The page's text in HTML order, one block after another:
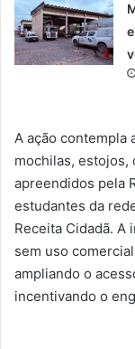
A ação contempla
mochilas, estojos,
apreendidos pela
estudantes da
Receita Cidadã. A
sem uso
ampliando o
incentivando o